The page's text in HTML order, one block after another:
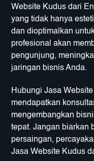
Website Kudus dari
yang tidak hanya
dan dioptimalkan
profesional akan
pengunjung,
jaringan bisnis Anda.
Hubungi Jasa
mendapatkan
mengembangkan
tepat. Jangan biarkan
persaingan,
Jasa Website Kudus